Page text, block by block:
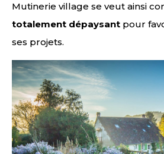
Mutinerie village se veut ainsi
totalement dépaysant pour
ses projets.